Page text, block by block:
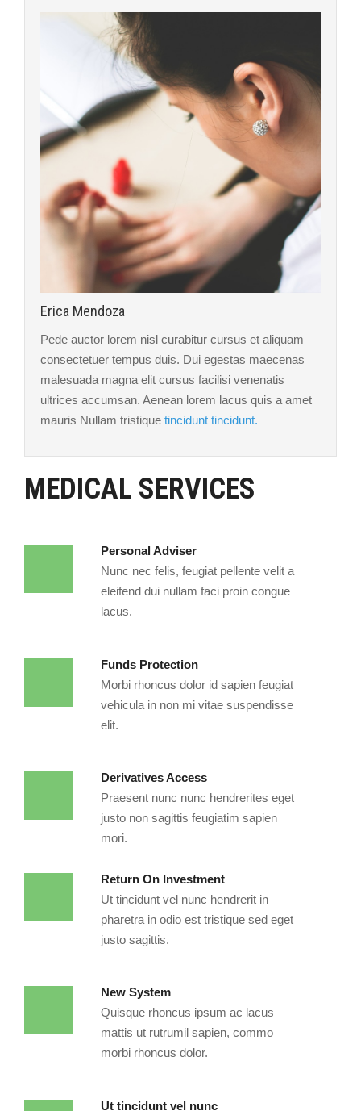
Erica Mendoza
Pede auctor lorem nisl curabitur cursus et aliquam
consectetuer tempus duis. Dui egestas maecenas
malesuada magna elit cursus facilisi venenatis
ultrices accumsan. Aenean lorem lacus quis a amet
mauris Nullam tristique tincidunt tincidunt.
MEDICAL SERVICES
Personal Adviser
Nunc nec felis, feugiat pellente velit a
eleifend dui nullam faci proin congue
lacus.
Funds Protection
Morbi rhoncus dolor id sapien feugiat
vehicula in non mi vitae suspendisse
elit.
Derivatives Access
Praesent nunc nunc hendrerites eget
justo non sagittis feugiatim sapien
mori.
Return On Investment
Ut tincidunt vel nunc hendrerit in
pharetra in odio est tristique sed eget
justo sagittis.
New System
Quisque rhoncus ipsum ac lacus
mattis ut rutrumil sapien, commo
morbi rhoncus dolor.
Ut tincidunt vel nunc